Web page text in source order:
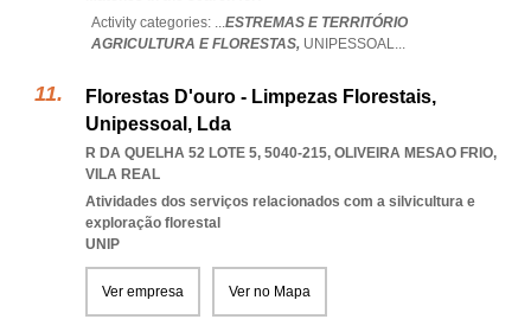
Activity categories: ...ESTREMAS E TERRITÓRIO
AGRICULTURA E FLORESTAS, UNIPESSOAL...
Florestas D'ouro - Limpezas Florestais,
Unipessoal, Lda
R DA QUELHA 52 LOTE 5, 5040-215, OLIVEIRA MESAO FRIO,
VILA REAL
Atividades dos serviços relacionados com a silvicultura e
exploração florestal
UNIP
Ver empresa Ver no Mapa